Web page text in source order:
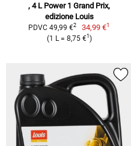
, 4 L Power 1 Grand Prix,
edizione Louis
PDVC 49,99 €2 34,99 €1
(1 L = 8,75 €1 )